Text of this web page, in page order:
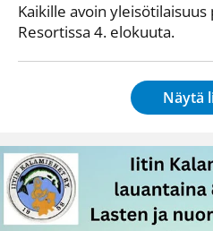
Kaikille avoin yleisötilaisuus
Resortissa 4. elokuuta.
Näytä